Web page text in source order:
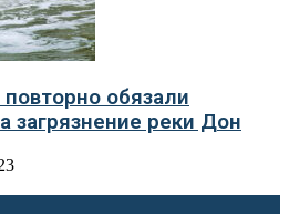
обязали
загрязнение реки Дон